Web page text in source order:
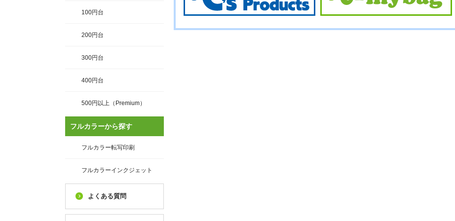
100円台
200円台
300円台
400円台
500円以上（Premium）
フルカラーから探す
フルカラー転写印刷
フルカラーインクジェット
よくある質問